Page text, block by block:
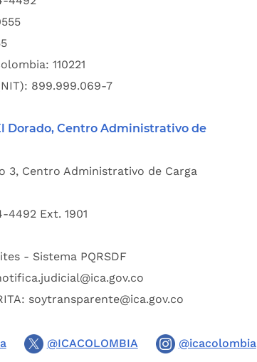
110221
899.999.069-7
Dorado, Centro Administrativo de
3, Centro Administrativo de Carga
Ext. 1901
- Sistema PQRSDF
soytransparente@ica.gov.co
@ICACOLOMBIA @icacolombia